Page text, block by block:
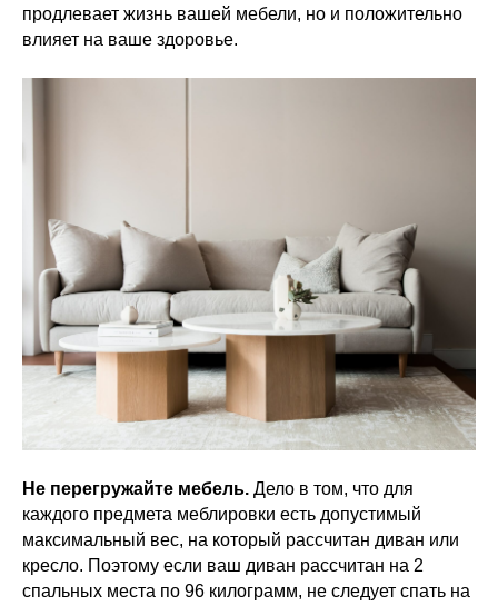
продлевает жизнь вашей мебели, но и положительно
влияет на ваше здоровье.
Не перегружайте мебель. Дело в том, что для
каждого предмета меблировки есть допустимый
максимальный вес, на который рассчитан диван или
кресло. Поэтому если ваш диван рассчитан на 2
спальных места по 96 килограмм, не следует спать на